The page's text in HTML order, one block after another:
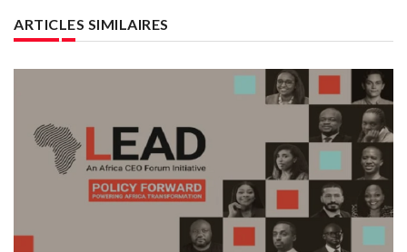
ARTICLES SIMILAIRES